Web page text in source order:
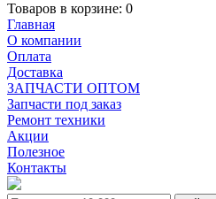
Товаров в корзине: 0
Главная
О компании
Оплата
Доставка
ЗАПЧАСТИ ОПТОМ
Запчасти под заказ
Ремонт техники
Акции
Полезное
Контакты